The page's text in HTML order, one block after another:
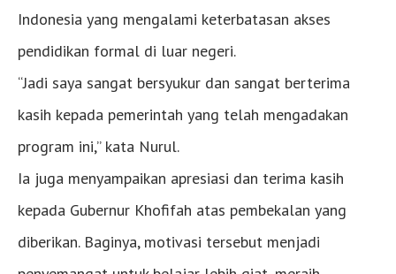
Indonesia yang mengalami keterbatasan akses
pendidikan formal di luar negeri.
“Jadi saya sangat bersyukur dan sangat berterima
kasih kepada pemerintah yang telah mengadakan
program ini,” kata Nurul.
Ia juga menyampaikan apresiasi dan terima kasih
kepada Gubernur Khofifah atas pembekalan yang
diberikan. Baginya, motivasi tersebut menjadi